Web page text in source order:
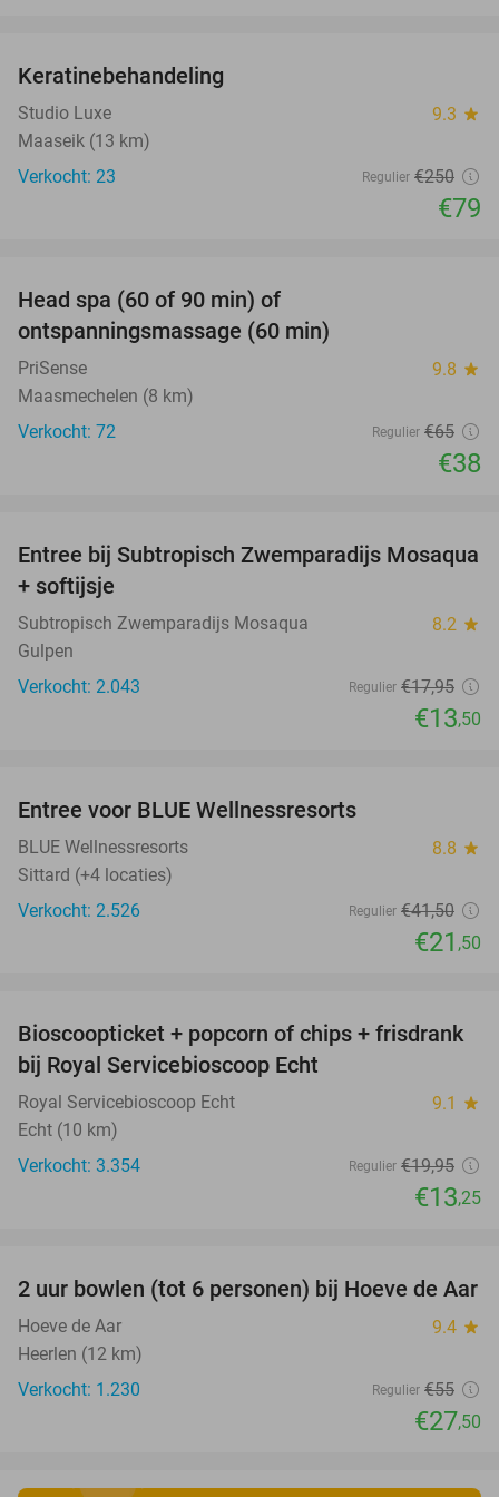
Keratinebehandeling
Studio Luxe 9.3 star
Maaseik (13 km)
Verkocht: 23
Regulier €250
€79
Head spa (60 of 90 min) of
ontspanningsmassage (60 min)
PriSense 9.8 star
Maasmechelen (8 km)
Verkocht: 72
Regulier €65
€38
25%
Entree bij Subtropisch Zwemparadijs Mosaqua
+ softijsje
Subtropisch Zwemparadijs Mosaqua 8.2 star
Gulpen
Verkocht: 2.043
Regulier €17,95
€13,50
Entree voor BLUE Wellnessresorts
BLUE Wellnessresorts 8.8 star
Sittard (+4 locaties)
Verkocht: 2.526
Regulier €41,50
€21 ,50
34%
Bioscoopticket + popcorn of chips + frisdrank
bij Royal Servicebioscoop Echt
Royal Servicebioscoop Echt 9.1 star
Echt (10 km)
Verkocht: 3.354
Regulier €19,95
€13,25
50%
2 uur bowlen (tot 6 personen) bij Hoeve de Aar
Hoeve de Aar 9.4 star
Heerlen (12 km)
Verkocht: 1.230
Regulier €55
€27,50